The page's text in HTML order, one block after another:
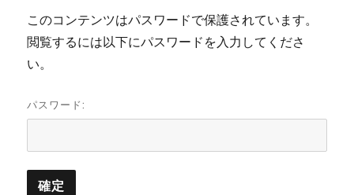
このコンテンツはパスワードで保護されています。
閲覧するには以下にパスワードを入力してくださ
い。
パスワード: